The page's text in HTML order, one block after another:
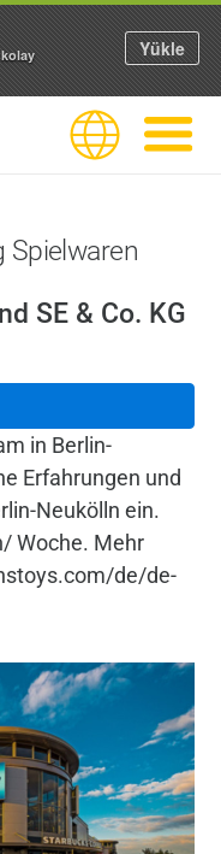
Dil
Spielwaren
SE & Co. KG
in Berlin-
Erfahrungen und
Neukölln ein.
Woche. Mehr
de/de-
kolay
Yükle